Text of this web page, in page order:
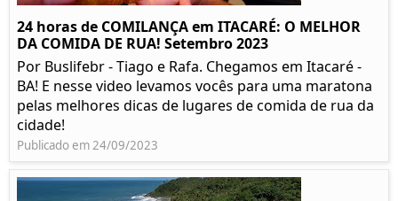
24 horas de COMILANÇA em ITACARÉ: O MELHOR
DA COMIDA DE RUA! Setembro 2023
Por Buslifebr - Tiago e Rafa. Chegamos em Itacaré -
BA! E nesse video levamos vocês para uma maratona
pelas melhores dicas de lugares de comida de rua da
cidade!
Publicado em 24/09/2023